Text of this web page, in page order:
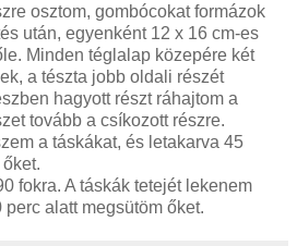
osztom, gombócokat formázok
után, egyenként 12 x 16 cm-es
Minden téglalap közepére két
a tészta jobb oldali részét
hagyott részt ráhajtom a
tovább a csíkozott részre.
a táskákat, és letakarva 45
fokra. A táskák tetejét lekenem
alatt megsütöm őket.